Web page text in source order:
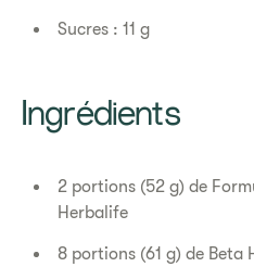
Sucres : 11 g
Ingrédients
2 portions (52 g) de
Herbalife
8 portions (61 g) de Beta